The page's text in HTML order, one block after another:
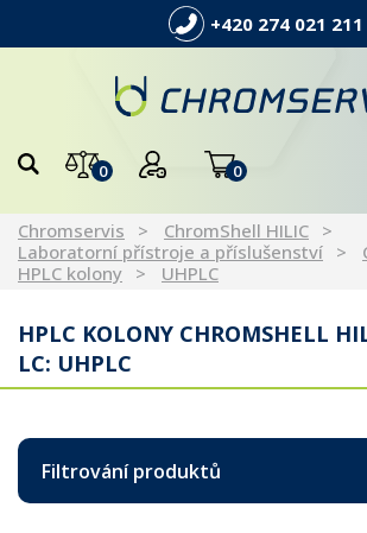
+420 274 021 211
0 0
Chromservis
ChromShell HILIC
Laboratorní přístroje a příslušenství
HPLC kolony
UHPLC
HPLC KOLONY CHROMSHELL
LC: UHPLC
Filtrování produktů